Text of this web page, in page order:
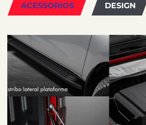
ACESSORIOS DESIGN